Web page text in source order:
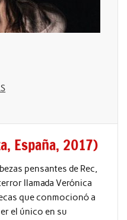
España, 2017)
pensantes de Rec,
llamada Verónica
que conmocionó a
el único en su